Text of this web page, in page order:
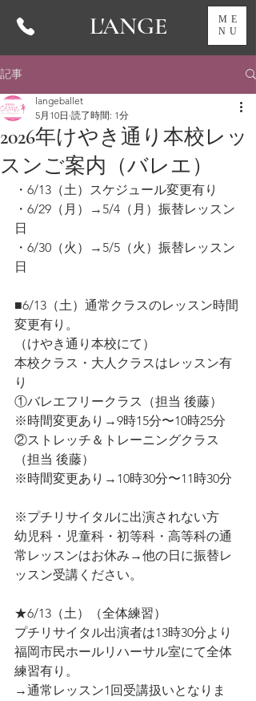
L'ANGE
ME
NU
記事
2026年けやき通り本校レッ
スンご案内（バレエ）
langeballet
5月10日 読了時間: 1分
・6/13（土）スケジュール変更有り
・6/29（月）→5/4（月）振替レッスン
日
・6/30（火）→5/5（火）振替レッスン
日
■6/13（土）通常クラスのレッスン時間
変更有り。
（けやき通り本校にて）
本校クラス・大人クラスはレッスン有
り
①バレエフリークラス（担当 後藤）
※時間変更あり→9時15分〜10時25分
②ストレッチ＆トレーニングクラス
（担当 後藤）
※時間変更あり→10時30分〜11時30分
※プチリサイタルに出演されない方
幼児科・児童科・初等科・高等科の通
常レッスンはお休み→他の日に振替レ
ッスン受講ください。
★6/13（土）（全体練習）
プチリサイタル出演者は13時30分より
福岡市民ホールリハーサル室にて全体
練習有り。
→通常レッスン1回受講扱いとなりま